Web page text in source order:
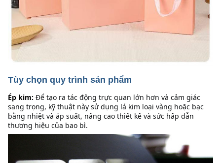
Tùy chọn quy trình sản phẩm
Ép kim: Để tạo ra tác động trực quan lớn hơn và cảm giác
sang trọng, kỹ thuật này sử dụng lá kim loại vàng hoặc bạc
bằng nhiệt và áp suất, nâng cao thiết kế và sức hấp dẫn
thương hiệu của bao bì.